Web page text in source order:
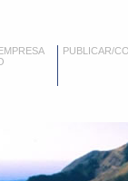
PUBLICAR/